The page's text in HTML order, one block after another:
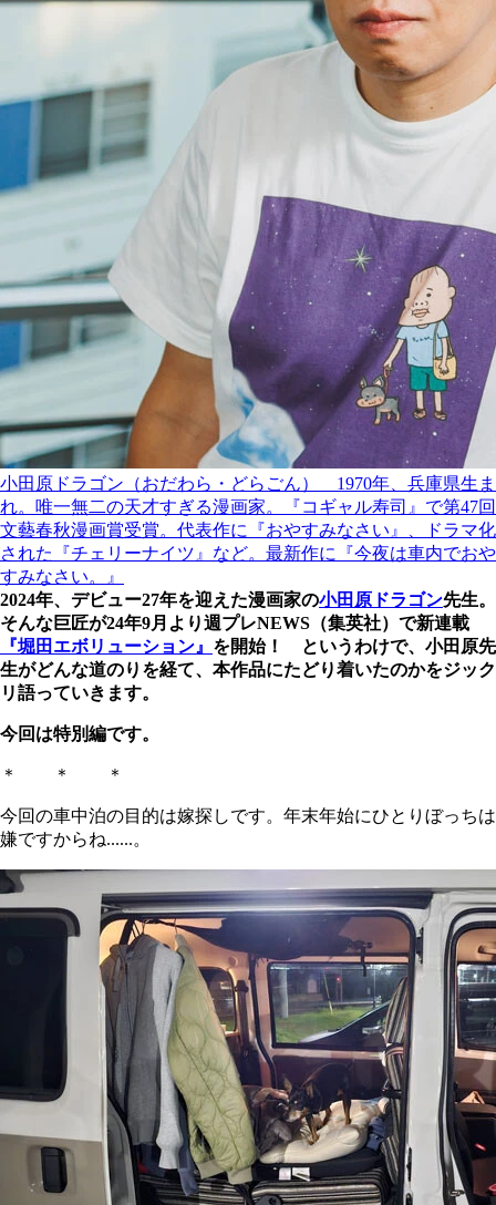
小田原ドラゴン（おだわら・どらごん） 1970年、兵庫県生ま
れ。唯一無二の天才すぎる漫画家。『コギャル寿司』で第47回
文藝春秋漫画賞受賞。代表作に『おやすみなさい』、ドラマ化
された『チェリーナイツ』など。最新作に『今夜は車内でおや
すみなさい。』
2024年、デビュー27年を迎えた漫画家の小田原ドラゴン先生。
そんな巨匠が24年9月より週プレNEWS（集英社）で新連載
『堀田エボリューション』 を開始！ というわけで、小田原先
生がどんな道のりを経て、本作品にたどり着いたのかをジック
リ語っていきます。
今回は特別編です。
＊ ＊ ＊
今回の車中泊の目的は嫁探しです。年末年始にひとりぼっちは
嫌ですからね......。